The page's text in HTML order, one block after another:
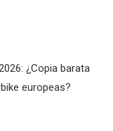
¿Copia barata
europeas?